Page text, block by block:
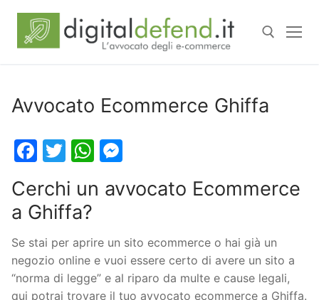
Avvocato Ecommerce Ghiffa
Facebook
TwitterWhatsApp
Cerchi un avvocato Ecommerce
a Ghiffa?
Se stai per aprire un sito ecommerce o hai già un
negozio online e vuoi essere certo di avere un sito a
“norma di legge” e al riparo da multe e cause legali,
qui potrai trovare il tuo avvocato ecommerce a Ghiffa.